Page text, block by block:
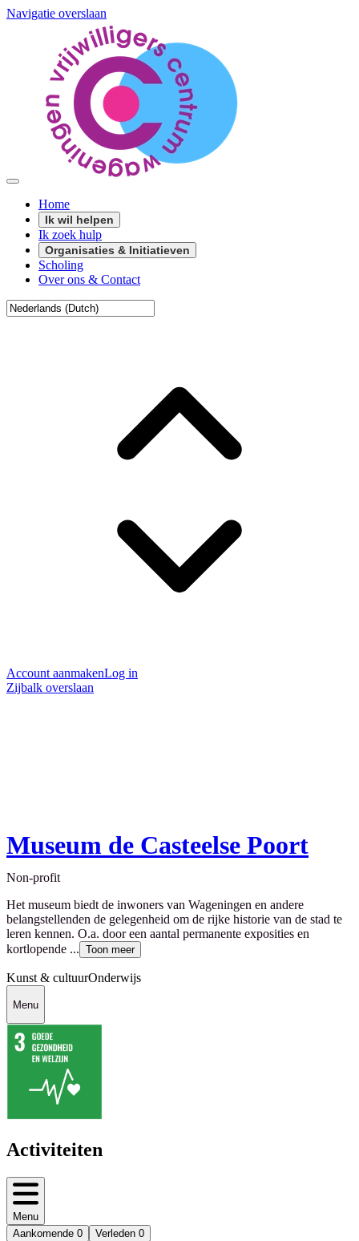
Navigatie overslaan
Home
Ik wil helpen
Ik zoek hulp
Organisaties & Initiatieven
Scholing
Over ons & Contact
Account aanmakenLog in
Zijbalk overslaan
Museum de Casteelse Poort
Non-profit
Het museum biedt de inwoners van Wageningen en andere
belangstellenden de gelegenheid om de rijke historie van de stad te
leren kennen. O.a. door een aantal permanente exposities en
kortlopende ... Toon meer
Kunst & cultuurOnderwijs
Menu
Activiteiten
Menu
Aankomende 0 Verleden 0